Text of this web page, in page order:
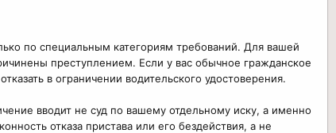
по специальным категориям требований. Для вашей
преступлением. Если у вас обычное гражданское
в ограничении водительского удостоверения.
вводит не суд по вашему отдельному иску, а именно
отказа пристава или его бездействия, а не